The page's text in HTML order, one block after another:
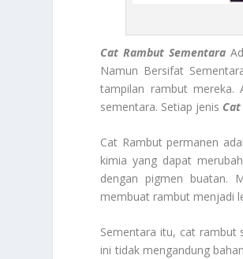
Cat Rambut Sementara
Namun Bersifat
tampilan rambut mereka.
sementara. Setiap jenis
Cat Rambut permanen
kimia yang dapat
dengan pigmen buatan.
membuat rambut menjadi
Sementara itu, cat rambut
ini tidak mengandung